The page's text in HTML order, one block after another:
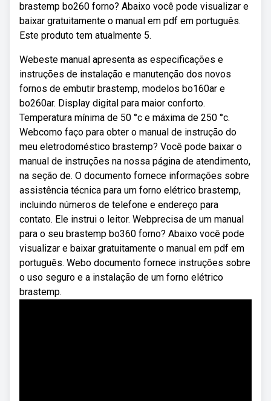
brastemp bo260 forno? Abaixo você pode visualizar e
baixar gratuitamente o manual em pdf em português.
Este produto tem atualmente 5.
Webeste manual apresenta as especificações e
instruções de instalação e manutenção dos novos
fornos de embutir brastemp, modelos bo160ar e
bo260ar. Display digital para maior conforto.
Temperatura mínima de 50 °c e máxima de 250 °c.
Webcomo faço para obter o manual de instrução do
meu eletrodoméstico brastemp? Você pode baixar o
manual de instruções na nossa página de atendimento,
na seção de. O documento fornece informações sobre
assistência técnica para um forno elétrico brastemp,
incluindo números de telefone e endereço para
contato. Ele instrui o leitor. Webprecisa de um manual
para o seu brastemp bo360 forno? Abaixo você pode
visualizar e baixar gratuitamente o manual em pdf em
português. Webo documento fornece instruções sobre
o uso seguro e a instalação de um forno elétrico
brastemp.